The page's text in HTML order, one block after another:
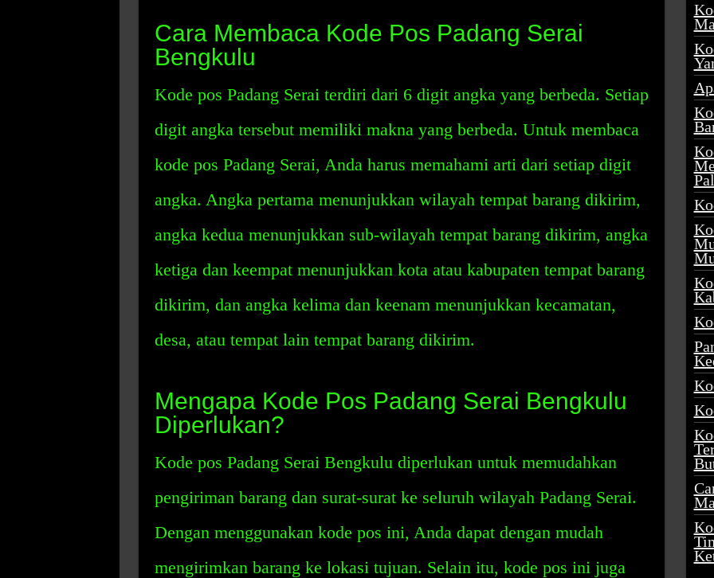
Cara Membaca Kode Pos Padang Serai
Bengkulu
Kode pos Padang Serai terdiri dari 6 digit angka yang berbeda. Setiap
digit angka tersebut memiliki makna yang berbeda. Untuk membaca
kode pos Padang Serai, Anda harus memahami arti dari setiap digit
angka. Angka pertama menunjukkan wilayah tempat barang dikirim,
angka kedua menunjukkan sub-wilayah tempat barang dikirim, angka
ketiga dan keempat menunjukkan kota atau kabupaten tempat barang
dikirim, dan angka kelima dan keenam menunjukkan kecamatan,
desa, atau tempat lain tempat barang dikirim.
Mengapa Kode Pos Padang Serai Bengkulu
Diperlukan?
Kode pos Padang Serai Bengkulu diperlukan untuk memudahkan
pengiriman barang dan surat-surat ke seluruh wilayah Padang Serai.
Dengan menggunakan kode pos ini, Anda dapat dengan mudah
mengirimkan barang ke lokasi tujuan. Selain itu, kode pos ini juga